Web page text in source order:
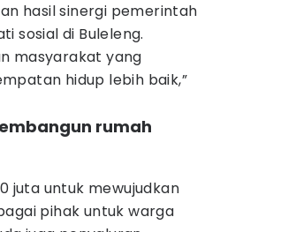
hasil sinergi pemerintah
sosial di Buleleng.
masyarakat yang
hidup lebih baik,”
rumah
juta untuk mewujudkan
pihak untuk warga